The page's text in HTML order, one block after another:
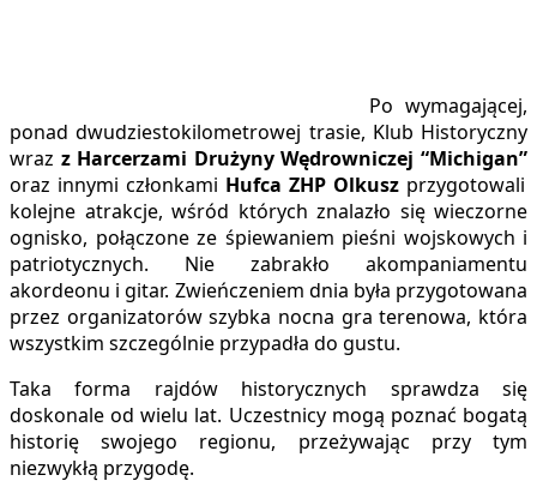
Po wymagającej,
ponad dwudziestokilometrowej trasie, Klub Historyczny
wraz z Harcerzami Drużyny Wędrowniczej “Michigan”
oraz innymi członkami Hufca ZHP Olkusz przygotowali
kolejne atrakcje, wśród których znalazło się wieczorne
ognisko, połączone ze śpiewaniem pieśni wojskowych i
patriotycznych. Nie zabrakło akompaniamentu
akordeonu i gitar. Zwieńczeniem dnia była przygotowana
przez organizatorów szybka nocna gra terenowa, która
wszystkim szczególnie przypadła do gustu.
Taka forma rajdów historycznych sprawdza się
doskonale od wielu lat. Uczestnicy mogą poznać bogatą
historię swojego regionu, przeżywając przy tym
niezwykłą przygodę.